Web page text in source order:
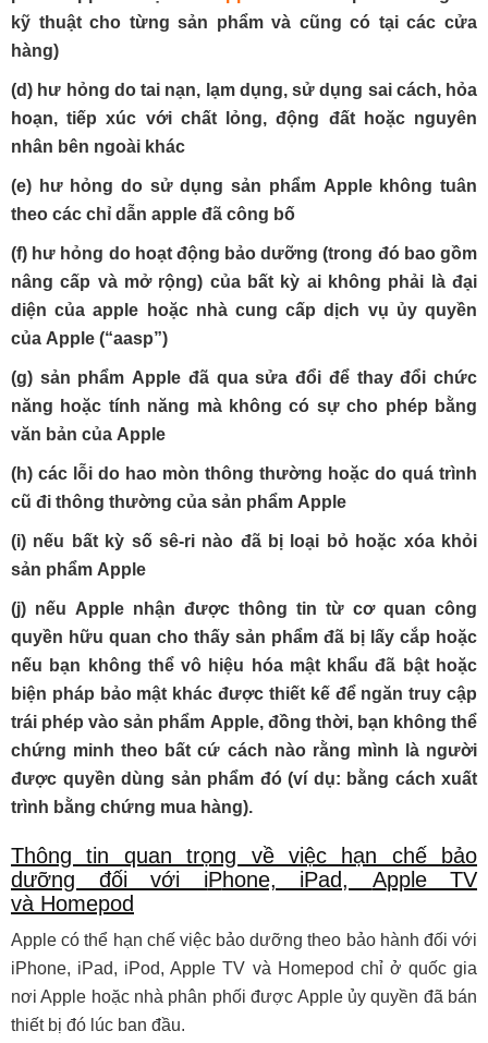
kỹ thuật cho từng sản phẩm và cũng có tại các cửa
hàng)
(d) hư hỏng do tai nạn, lạm dụng, sử dụng sai cách, hỏa
hoạn, tiếp xúc với chất lỏng, động đất hoặc nguyên
nhân bên ngoài khác
(e) hư hỏng do sử dụng sản phẩm Apple không tuân
theo các chỉ dẫn apple đã công bố
(f) hư hỏng do hoạt động bảo dưỡng (trong đó bao gồm
nâng cấp và mở rộng) của bất kỳ ai không phải là đại
diện của apple hoặc nhà cung cấp dịch vụ ủy quyền
của Apple (“aasp”)
(g) sản phẩm Apple đã qua sửa đổi để thay đổi chức
năng hoặc tính năng mà không có sự cho phép bằng
văn bản của Apple
(h) các lỗi do hao mòn thông thường hoặc do quá trình
cũ đi thông thường của sản phẩm Apple
(i) nếu bất kỳ số sê-ri nào đã bị loại bỏ hoặc xóa khỏi
sản phẩm Apple
(j) nếu Apple nhận được thông tin từ cơ quan công
quyền hữu quan cho thấy sản phẩm đã bị lấy cắp hoặc
nếu bạn không thể vô hiệu hóa mật khẩu đã bật hoặc
biện pháp bảo mật khác được thiết kế để ngăn truy cập
trái phép vào sản phẩm Apple, đồng thời, bạn không thể
chứng minh theo bất cứ cách nào rằng mình là người
được quyền dùng sản phẩm đó (ví dụ: bằng cách xuất
trình bằng chứng mua hàng).
Thông tin quan trọng về việc hạn chế bảo
dưỡng đối với iPhone, iPad, Apple TV
và Homepod
Apple có thể hạn chế việc bảo dưỡng theo bảo hành đối với
iPhone, iPad, iPod, Apple TV và Homepod chỉ ở quốc gia
nơi Apple hoặc nhà phân phối được Apple ủy quyền đã bán
thiết bị đó lúc ban đầu.